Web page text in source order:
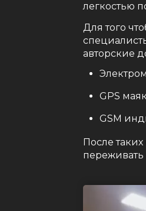
легкостью
Для того
авторские
GPS
GSM
После
переживать